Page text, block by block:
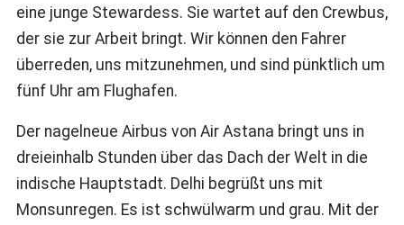
eine junge Stewardess. Sie wartet auf den Crewbus,
der sie zur Arbeit bringt. Wir können den Fahrer
überreden, uns mitzunehmen, und sind pünktlich um
fünf Uhr am Flughafen.
Der nagelneue Airbus von Air Astana bringt uns in
dreieinhalb Stunden über das Dach der Welt in die
indische Hauptstadt. Delhi begrüßt uns mit
Monsunregen. Es ist schwülwarm und grau. Mit der